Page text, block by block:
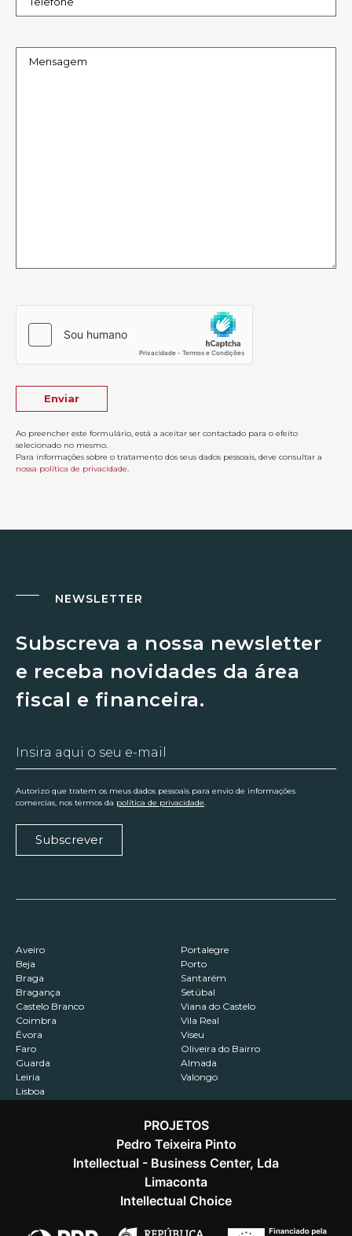
Ao preencher este formulário, está a aceitar ser contactado para o efeito
selecionado no mesmo.
Para informações sobre o tratamento dos seus dados pessoais, deve consultar a
nossa política de privacidade.
NEWSLETTER
Subscreva a nossa newsletter
e receba novidades da área
fiscal e financeira.
Autorizo que tratem os meus dados pessoais para envio de informações
comercias, nos termos da política de privacidade.
Subscrever
Aveiro
Beja
Braga
Bragança
Castelo Branco
Coimbra
Évora
Faro
Guarda
Leiria
Lisboa
Portalegre
Porto
Santarém
Setúbal
Viana do Castelo
Vila Real
Viseu
Oliveira do Bairro
Almada
Valongo
Contactos Recrutamento Política de Privacidade
PROJETOS
Pedro Teixeira Pinto
Intellectual - Business Center, Lda
Limaconta
Intellectual Choice